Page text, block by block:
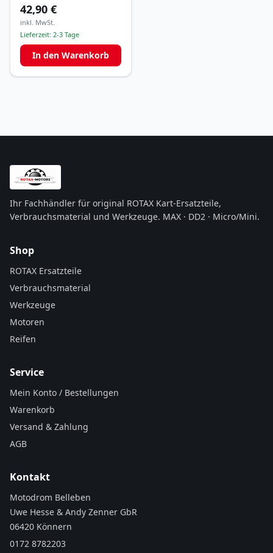
42,90 €
inkl. MwSt.
Lieferzeit: 2-3 Tage
In den Warenkorb
Ihr Fachhändler für original ROTAX Kart-Ersatzteile,
Verbrauchsmaterial und Werkzeuge. MAX · DD2 · Micro/Mini.
Shop
ROTAX Ersatzteile
Verbrauchsmaterial
Werkzeuge
Motoren
Reifen
Service
Mein Konto / Bestellungen
Warenkorb
Versand & Zahlung
AGB
Kontakt
Motodrom Belleben
Uwe Hesse & Andy Zenner GbR
06420 Könnern
0172 8782203